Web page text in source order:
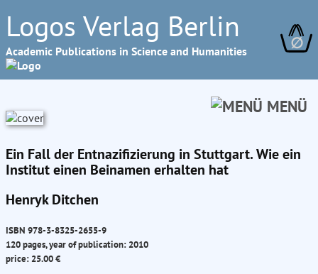
Logos Verlag Berlin
Academic Publications in Science and Humanities ∅
MENÜ
Ein Fall der Entnazifizierung in Stuttgart. Wie ein
Institut einen Beinamen erhalten hat
Henryk Ditchen
ISBN 978-3-8325-2655-9
120 pages, year of publication: 2010
price: 25.00 €